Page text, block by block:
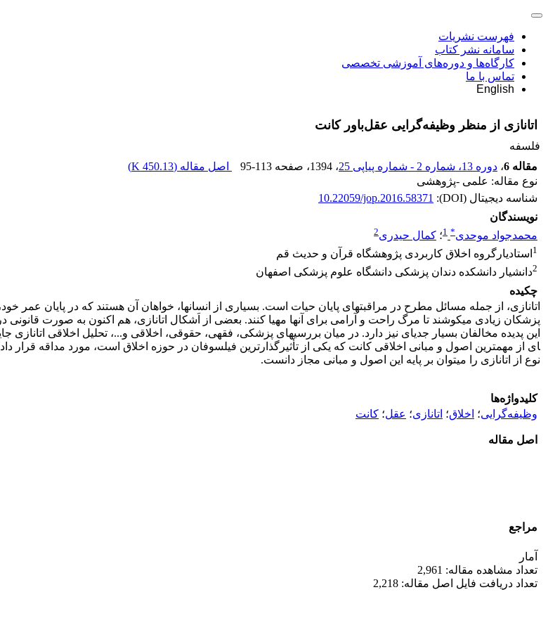
فهرست نشریات
سامانه نشر کتاب
کارگاه‌ها و دوره‌های آموزشی تخصصی
تماس با ما
English
اتانازی از منظر وظیفه‌گرایی عقل‌باور کانت
فلسفه
مقاله 6
، دوره 13، شماره 2 - شماره پیاپی 25 ، 1394 ، صفحه 95-113 اصل مقاله (450.13 K
)
نوع مقاله: علمی -پژوهشی
شناسه دیجیتال (DOI):
10.22059/jop.2016.58371
نویسندگان
محمدجواد موحدی*
1؛ کمال حیدری2
1 استادیارگروه اخلاق کاربردی پژوهشگاه قرآن و حدیث قم
2دانشیار دانشکده دندان پزشکی دانشگاه علوم پزشکی اصفهان
چکیده
اتانازی، از جمله مسائل مطرح در مراقبت­های پایان حیات است. بسیاری از انسانها، خواهان آن هستند که در پایان عمر
پزشکان زیادی می­کوشند تا مرگ راحت و آرامی برای آنها مهیا کنند. بعضی از اَشکال اتانازی، هم اکنون به صورت قانونی
ای از مهمترین اصول و مبانی اخلاقی کانت که یکی از تأثیرگذارترین فیلسوفان در حوزه اخلاق است، مورد مداقه قرار
نوع از اتانازی را می­توان بر پایه این اصول و مبانی مجاز دانست.
کلیدواژه‌ها
وظیفه‌گرایی؛ اخلاق؛ اتانازی؛ عقل؛ کانت
اصل مقاله
مراجع
آمار
تعداد مشاهده مقاله: 2,961
تعداد دریافت فایل اصل مقاله: 2,218